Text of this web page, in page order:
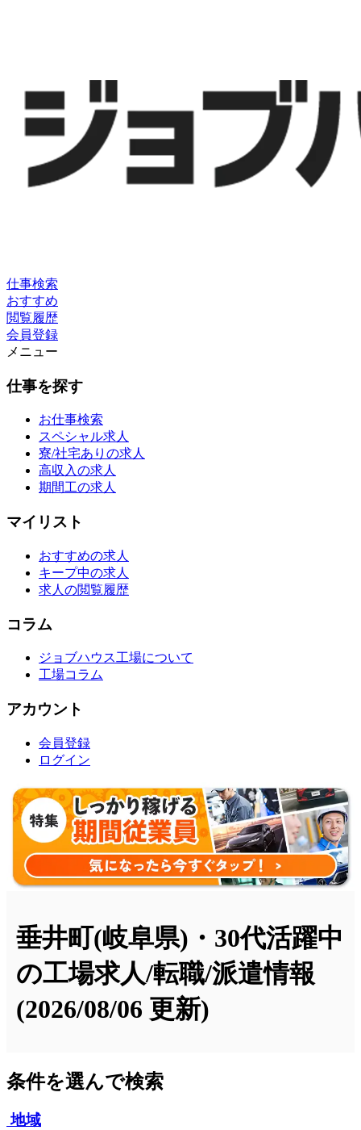
仕事検索
おすすめ
閲覧履歴
会員登録
メニュー
仕事を探す
お仕事検索
スペシャル求人
寮/社宅ありの求人
高収入の求人
期間工の求人
マイリスト
おすすめの求人
キープ中の求人
求人の閲覧履歴
コラム
ジョブハウス工場について
工場コラム
アカウント
会員登録
ログイン
垂井町(岐阜県)・30代活躍中
の工場求人/転職/派遣情報
(2026/08/06 更新)
条件を選んで検索
地域